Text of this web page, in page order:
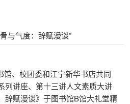
与气度：辞赋漫谈”
馆、校团委和江宁新华书店共同
列讲座、第十三讲人文素质大讲
辞赋漫谈》于图书馆B馆大礼堂精